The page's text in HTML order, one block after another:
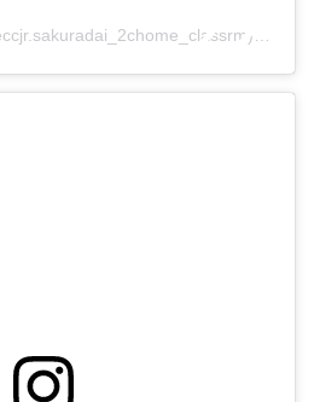
がシェアした投稿 –